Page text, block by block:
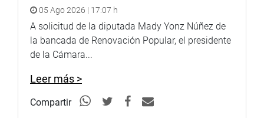
05 Ago 2026 | 17:07 h
A solicitud de la diputada Mady Yonz Núñez de
la bancada de Renovación Popular, el presidente
de la Cámara...
Leer más >
Compartir